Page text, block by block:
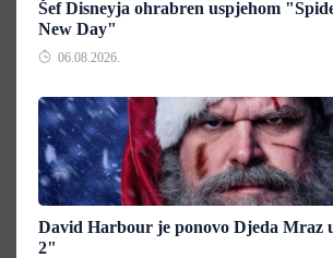
Šef Disneyja ohrabren uspjehom
New Day"
06.08.2026.
David Harbour je ponovo Djeda Mraz
2"